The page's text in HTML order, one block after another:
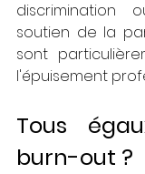
discrimination
soutien de la
sont
l'épuisement
Tous
burn-out ?